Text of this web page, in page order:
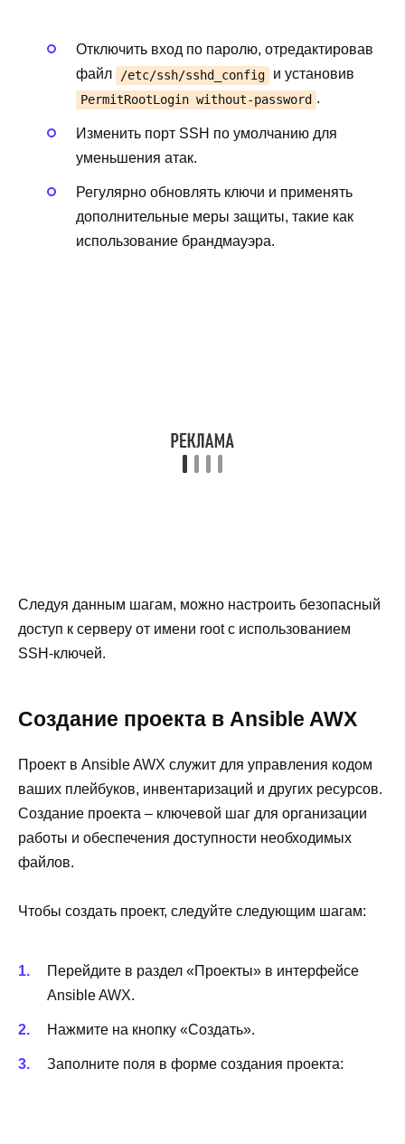
Отключить вход по паролю, отредактировав
файл
/etc/ssh/sshd_config и установив
PermitRootLogin without-password .
Изменить порт SSH по умолчанию для
уменьшения атак.
Регулярно обновлять ключи и применять
дополнительные меры защиты, такие как
использование брандмауэра.
Следуя данным шагам, можно настроить безопасный
доступ к серверу от имени root с использованием
SSH-ключей.
Создание проекта в Ansible AWX
Проект в Ansible AWX служит для управления кодом
ваших плейбуков, инвентаризаций и других ресурсов.
Создание проекта – ключевой шаг для организации
работы и обеспечения доступности необходимых
файлов.
Чтобы создать проект, следуйте следующим шагам:
Перейдите в раздел «Проекты» в интерфейсе
Ansible AWX.
Нажмите на кнопку «Создать».
Заполните поля в форме создания проекта: